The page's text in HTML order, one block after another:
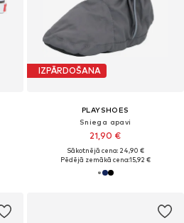
IZPĀRDOŠANA
PLAYSHOES
Sniega apavi
21,90 €
Sākotnējā cena: 24,90 €
Pēdējā zemākā cena:15,92 €